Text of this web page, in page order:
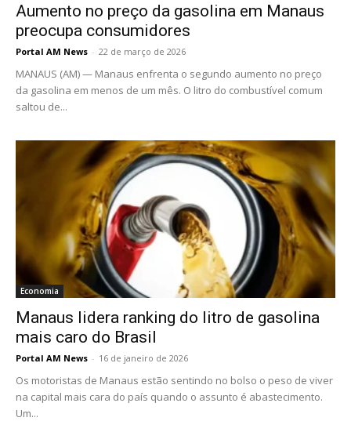
Aumento no preço da gasolina em Manaus
preocupa consumidores
Portal AM News - 22 de março de 2026
MANAUS (AM) — Manaus enfrenta o segundo aumento no preço
da gasolina em menos de um mês. O litro do combustível comum
saltou de...
Economia
Manaus lidera ranking do litro de gasolina
mais caro do Brasil
Portal AM News - 16 de janeiro de 2026
Os motoristas de Manaus estão sentindo no bolso o peso de viver
na capital mais cara do país quando o assunto é abastecimento.
Um...